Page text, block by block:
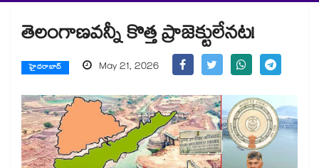
తెలంగాణవన్నీ కొత్త ప్రాజెక్టులేనట!
హైదరాబాద్ May 21, 2026